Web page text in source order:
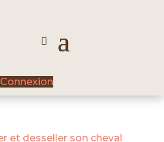
Connexion